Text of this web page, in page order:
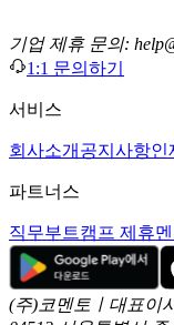
기업 제휴 문의:
1:1 문의하기
서비스
회사소개 공지사항인
파트너스
직무부트캠프 제휴
(주)코멘토ㅣ대표이